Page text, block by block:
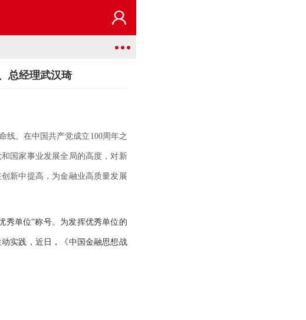
总经理武汉琦
线。在中国共产党成立100周年之
国家事业发展全局的高度，对新
新中提高，为金融业高质量发展
秀单位”称号。为发挥优秀单位的
实践，近日，《中国金融思想战